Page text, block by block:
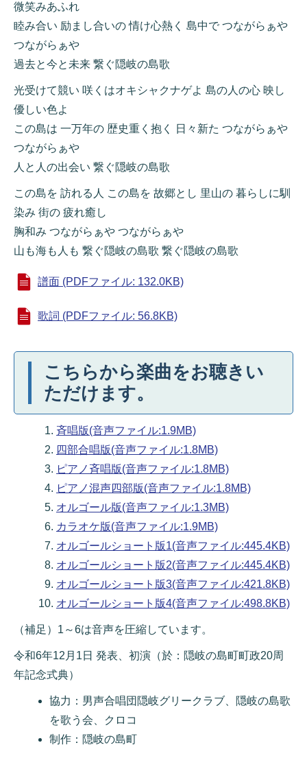
微笑みあふれ
睦み合い 励まし合いの 情け心熱く 島中で つながらぁや
つながらぁや
過去と今と未来 繋ぐ隠岐の島歌
光受けて競い 咲くはオキシャクナゲよ 島の人の心 映し
優しい色よ
この島は 一万年の 歴史重く抱く 日々新た つながらぁや
つながらぁや
人と人の出会い 繋ぐ隠岐の島歌
この島を 訪れる人 この島を 故郷とし 里山の 暮らしに馴
染み 街の 疲れ癒し
胸和み つながらぁや つながらぁや
山も海も人も 繋ぐ隠岐の島歌 繋ぐ隠岐の島歌
譜面 (PDFファイル: 132.0KB)
歌詞 (PDFファイル: 56.8KB)
こちらから楽曲をお聴きい
ただけます。
斉唱版(音声ファイル:1.9MB)
四部合唱版(音声ファイル:1.8MB)
ピアノ斉唱版(音声ファイル:1.8MB)
ピアノ混声四部版(音声ファイル:1.8MB)
オルゴール版(音声ファイル:1.3MB)
カラオケ版(音声ファイル:1.9MB)
オルゴールショート版1(音声ファイル:445.4KB)
オルゴールショート版2(音声ファイル:445.4KB)
オルゴールショート版3(音声ファイル:421.8KB)
オルゴールショート版4(音声ファイル:498.8KB)
（補足）1～6は音声を圧縮しています。
令和6年12月1日 発表、初演（於：隠岐の島町町政20周
年記念式典）
協力：男声合唱団隠岐グリークラブ、隠岐の島歌
を歌う会、クロコ
制作：隠岐の島町